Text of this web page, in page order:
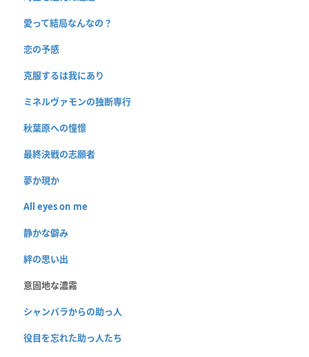
愛って結局なんなの？
恋の予感
克服するは我にあり
ミネルヴァモンの独断専行
秋葉原への憧憬
最終決戦の志願者
夢か現か
All eyes on me
静かな僻み
絆の思い出
意固地な濃霧
シャンバラからの助っ人
役目を忘れた助っ人たち